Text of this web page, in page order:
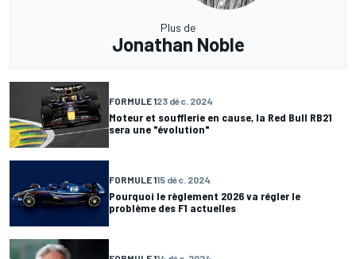
Plus de
Jonathan Noble
FORMULE 123 déc. 2024
Moteur et soufflerie en cause, la Red Bull RB21
sera une "évolution"
FORMULE 115 déc. 2024
Pourquoi le règlement 2026 va régler le
problème des F1 actuelles